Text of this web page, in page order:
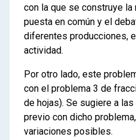
con la que se construye
puesta en común y el
diferentes producciones,
actividad.
Por otro lado, este
con el problema 3 de
de hojas). Se sugiere a
previo con dicho
variaciones posibles.